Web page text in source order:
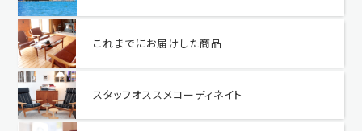
これまでにお届けした商品
スタッフオススメコーディネイト